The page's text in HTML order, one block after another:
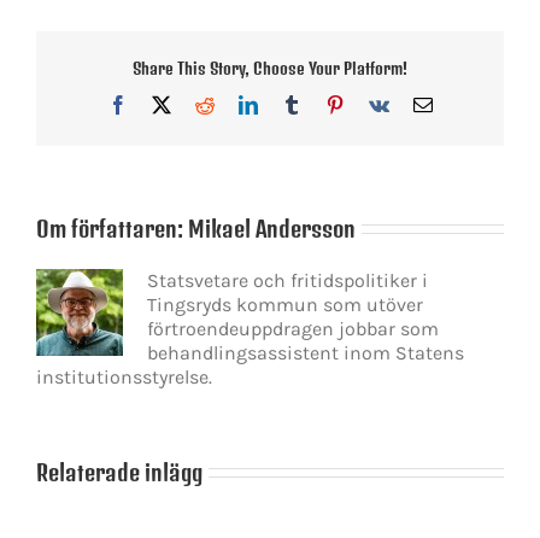
Share This Story, Choose Your Platform!
Facebook
X RedditLinkedInTumblrPinterest
Vk
E-
Om författaren: Mikael Andersson
Statsvetare och fritidspolitiker i
Tingsryds kommun som utöver
förtroendeuppdragen jobbar som
behandlingsassistent inom Statens
institutionsstyrelse.
Relaterade inlägg